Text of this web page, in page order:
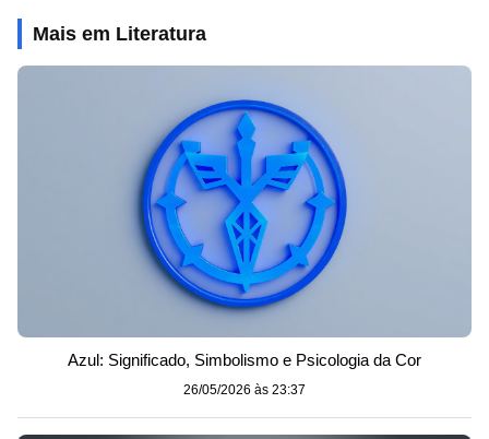
Mais em Literatura
Azul: Significado, Simbolismo e Psicologia da Cor
26/05/2026 às 23:37